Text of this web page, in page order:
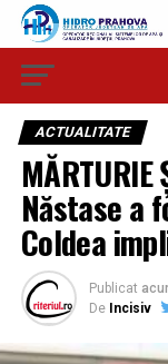
ACTUALITATE
Năstase a
Coldea
Publicat
De Incisiv